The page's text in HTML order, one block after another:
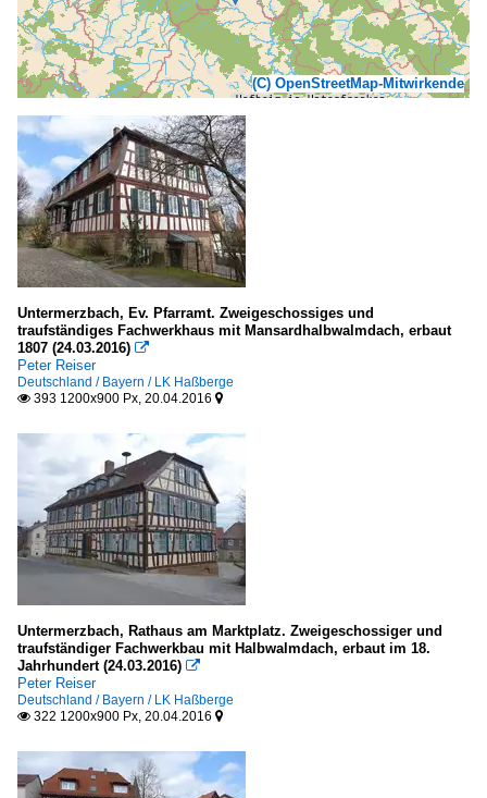
(C) OpenStreetMap-Mitwirkende
Untermerzbach, Ev. Pfarramt. Zweigeschossiges und
traufständiges Fachwerkhaus mit Mansardhalbwalmdach, erbaut
1807 (24.03.2016) 
Peter Reiser
Deutschland / Bayern / LK Haßberge
 393 1200x900 Px, 20.04.2016 
Untermerzbach, Rathaus am Marktplatz. Zweigeschossiger und
traufständiger Fachwerkbau mit Halbwalmdach, erbaut im 18.
Jahrhundert (24.03.2016) 
Peter Reiser
Deutschland / Bayern / LK Haßberge
 322 1200x900 Px, 20.04.2016 